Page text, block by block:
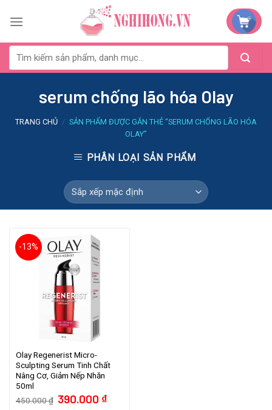
serum chống lão hóa Olay
TRANG CHỦ / SẢN PHẨM ĐƯỢC GẮN THẺ “SERUM CHỐNG LÃO HÓA
OLAY”
PHÂN LOẠI SẢN PHẨM
-13%
Olay Regenerist Micro-
Sculpting Serum Tinh Chất
Nâng Cơ, Giảm Nếp Nhăn
50ml
450.000₫ Giá
gốc
390.000 ₫Giá
hiện